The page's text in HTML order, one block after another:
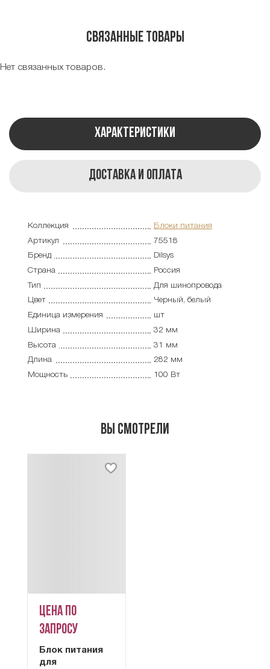
Связанные товары
Нет связанных товаров.
Характеристики
Доставка и оплата
Коллекция
Блоки питания
Артикул
75518
Бренд
Dilsys
Страна
Россия
Тип
Для шинопровода
Цвет
Черный, белый
Единица измерения
шт
Ширина
32 мм
Высота
31 мм
Длина
282 мм
Мощность
100 Вт
Вы смотрели
Цена по
запросу
Блок питания
для